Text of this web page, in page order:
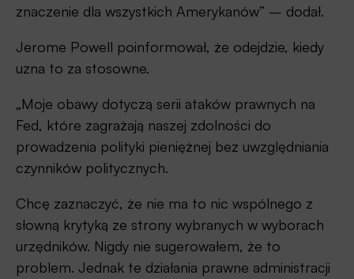
znaczenie dla wszystkich Amerykanów” – dodał.
Jerome Powell poinformował, że odejdzie, kiedy
uzna to za stosowne.
„Moje obawy dotyczą serii ataków prawnych na
Fed, które zagrażają naszej zdolności do
prowadzenia polityki pieniężnej bez uwzględniania
czynników politycznych.
Chcę zaznaczyć, że nie ma to nic wspólnego z
słowną krytyką ze strony wybranych w wyborach
urzędników. Nigdy nie sugerowałem, że to
problem. Jednak te działania prawne administracji